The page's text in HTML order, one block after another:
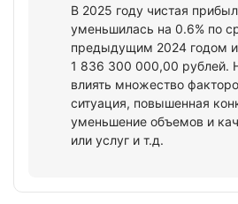
В 2025 году чистая
уменьшилась на 0.6% по
предыдущим 2024 годом и
1 836 300 000,00 рублей.
влиять множество
ситуация, повышенная
уменьшение объемов и
или услуг и т.д.